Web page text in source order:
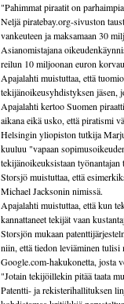
"Pahimmat piraatit on
Neljä piratebay.org-sivuston
vankeuteen ja maksamaan 30
Asianomistajana
reilun 10 miljoonan euron
Apajalahti muistuttaa, että
tekijänoikeusyhdistyksen jäsen,
Apajalahti kertoo Suomen
aikana eikä usko, että piratismi
Helsingin yliopiston tutkija
kuuluu "vapaan
tekijänoikeuksistaan työnantajan
Storsjö muistuttaa, että
Michael Jacksonin nimissä.
Apajalahti muistuttaa, että kun
kannattaneet tekijät vaan
Storsjön mukaan
niin, että tiedon leviäminen
Google.com-hakukonetta, josta
"Jotain tekijöillekin pitää taata
Patentti- ja rekisterihallituksen